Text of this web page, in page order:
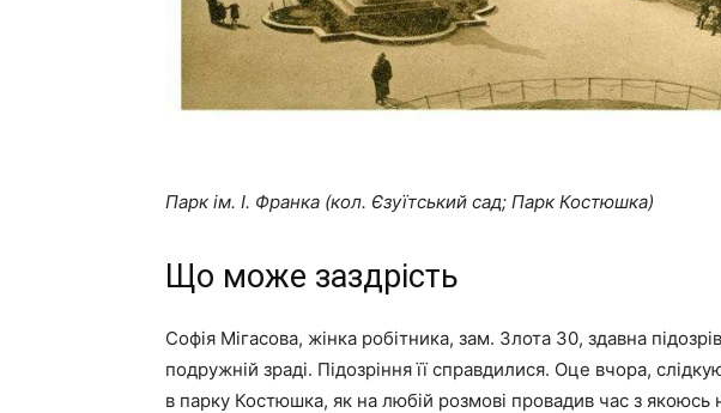
Парк ім. І. Франка (кол. Єзуїтський сад; Парк Костюшка)
Що може заздрість
Софія Мігасова, жінка робітника, зам. Злота 30, здавна
подружній зраді. Підозріння її справдилися. Оце вчора,
в парку Костюшка, як на любій розмові провадив час з